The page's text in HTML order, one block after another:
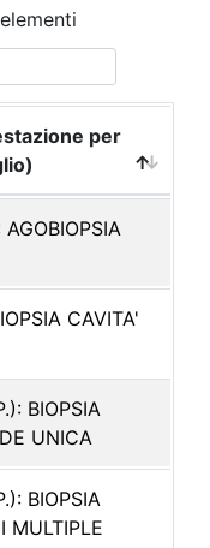
elementi
per
AGOBIOPSIA
CAVITA'
BIOPSIA
UNICA
BIOPSIA
MULTIPLE